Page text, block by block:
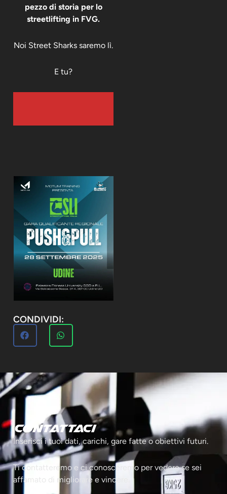
pezzo di storia per lo
streetlifting in FVG.
Noi Street Sharks saremo lì.
E tu?
CONDIVIDI:
Contattaci
Inserisci i tuoi dati, carichi, gare fatte o obiettivi futuri.
Ti contatteremo e ci conosceremo per vedere se sei
affamato di migliorare e vincere.